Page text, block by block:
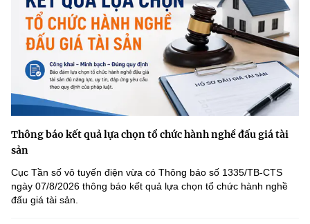
Thông báo kết quả lựa chọn tổ chức hành nghề đấu giá tài
sản
Cục Tần số vô tuyến điện vừa có Thông báo số 1335/TB-CTS
ngày 07/8/2026 thông báo kết quả lựa chọn tổ chức hành nghề
đấu giá tài sản.